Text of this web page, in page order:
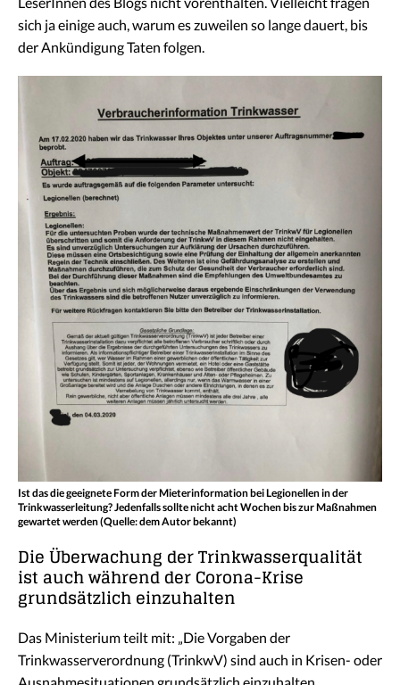
sich ja einige auch, warum es zuweilen so lange dauert, bis
der Ankündigung Taten folgen.
Ist das die geeignete Form der Mieterinformation bei Legionellen in der
Trinkwasserleitung? Jedenfalls sollte nicht acht Wochen bis zur Maßnahmen
gewartet werden (Quelle: dem Autor bekannt)
Die Überwachung der Trinkwasserqualität
ist auch während der Corona-Krise
grundsätzlich einzuhalten
Das Ministerium teilt mit: „Die Vorgaben der
Trinkwasserverordnung (TrinkwV) sind auch in Krisen- oder